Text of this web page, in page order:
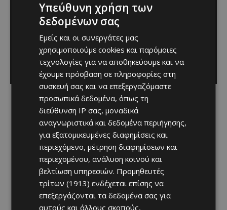
Υπεύθυνη χρήση των
δεδομένων σας
Εμείς και οι συνεργάτες μας
χρησιμοποιούμε cookies και παρόμοιες
τεχνολογίες για να αποθηκεύουμε και να
έχουμε πρόσβαση σε πληροφορίες στη
συσκευή σας και να επεξεργαζόμαστε
προσωπικά δεδομένα, όπως τη
διεύθυνση IP σας, μοναδικά
αναγνωριστικά και δεδομένα περιήγησης,
για εξατομικευμένες διαφημίσεις και
περιεχόμενο, μέτρηση διαφημίσεων και
περιεχομένου, ανάλυση κοινού και
βελτίωση υπηρεσιών. Προμηθευτές
τρίτων (1913) ενδέχεται επίσης να
επεξεργάζονται τα δεδομένα σας για
αυτούς και άλλους σκοπούς,